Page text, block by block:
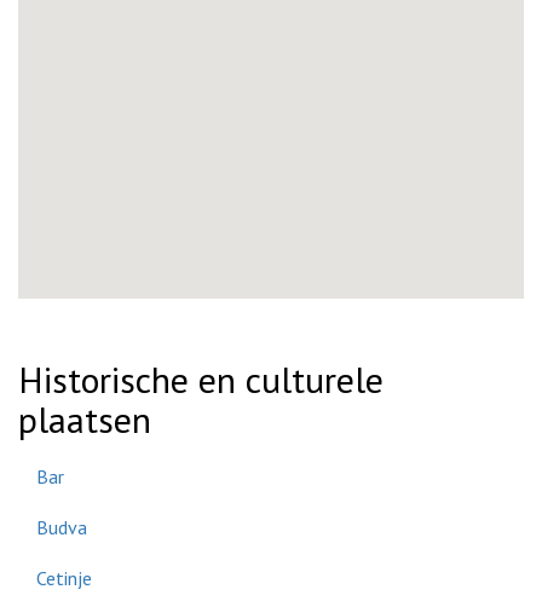
Historische en culturele
plaatsen
Bar
Budva
Cetinje